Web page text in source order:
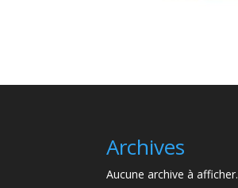
Archives
Aucune archive à afficher.